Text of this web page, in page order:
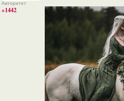
Авторитет
+1442